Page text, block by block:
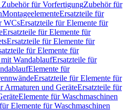
Zubehör für VorfertigungZubehör für
MontageelementeErsatzteile für
WCsErsatzteile für Elemente für
Ersatzteile für Elemente für
Ersatzteile für Elemente für
für Elemente für
WandablaufErsatzteile für
Elemente für
Ersatzteile für Elemente für
Armaturen und GeräteErsatzteile für
Elemente für Waschmaschinen
Elemente für Waschmaschinen